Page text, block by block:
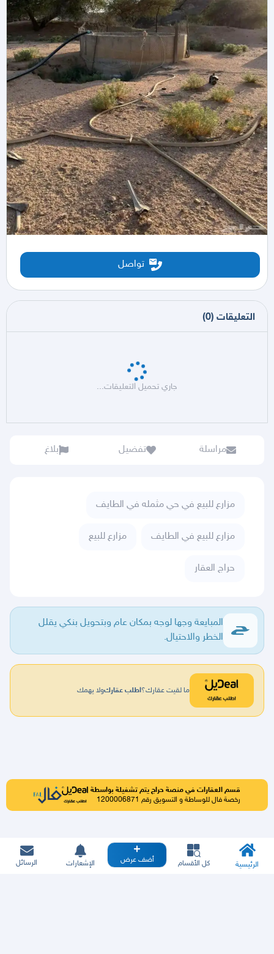
تواصل
التعليقات (
0
)
جاري تحميل التعليقات...
مراسلة تفضيل بلاغ
مزارع للبيع في حي مثمله في الطايف
مزارع للبيع في الطايف مزارع للبيع
حراج العقار
المبايعة وجها لوجه بمكان عام وبتحويل بنكي يقلل
الخطر والاحتيال.
ما لقيت عقارك؟اطلب عقاركولا يهمك
قسم العقارات في منصة حراج يتم تشغيلة بواسطة
رخصة فال للوساطة و التسويق رقم 1200006871
الرئيسية كل الأقسام أضف عرض الإشعارات الرسائل